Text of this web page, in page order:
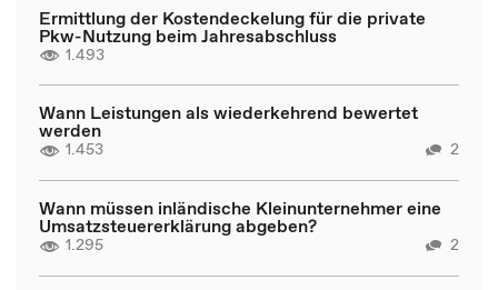
Ermittlung der Kostendeckelung für die private
Pkw-Nutzung beim Jahresabschluss
1.493
Wann Leistungen als wiederkehrend bewertet
werden
1.453 2
Wann müssen inländische Kleinunternehmer eine
Umsatzsteuererklärung abgeben?
1.295 2